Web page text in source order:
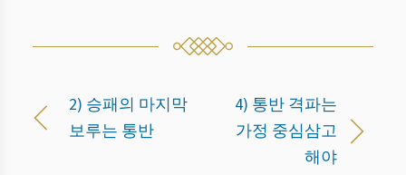
2) 승패의 마지막
보루는 통반
4) 통반 격파는
가정 중심삼고
해야